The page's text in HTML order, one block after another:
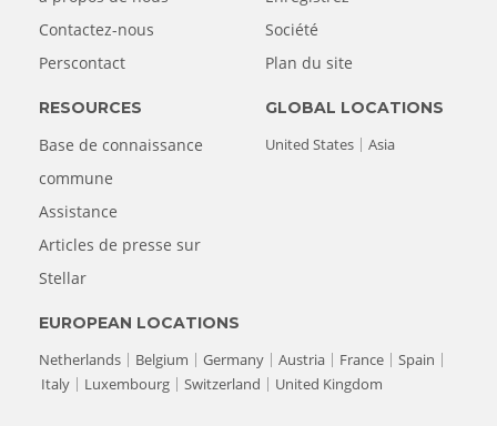
Contactez-nous
Perscontact
Société
Plan du site
RESOURCES
Base de connaissance
commune
Assistance
Articles de presse sur
Stellar
EUROPEAN LOCATIONS
Netherlands
Belgium Germany Austria France
Spain
Italy
Luxembourg Switzerland United Kingdom
GLOBAL LOCATIONS
United States
Asia